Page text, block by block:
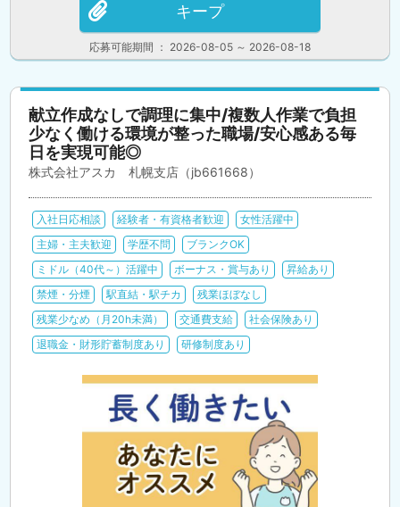
応募可能期間 ： 2026-08-05 ～ 2026-08-18
キープ
献立作成なしで調理に集中/複数人作業で負担
少なく働ける環境が整った職場/安心感ある毎
日を実現可能◎
株式会社アスカ 札幌支店（jb661668）
入社日応相談 経験者・有資格者歓迎
女性活躍中
主婦・主夫歓迎
学歴不問
ブランクOK
ミドル（40代～）活躍中
ボーナス・賞与あり
昇給あり
禁煙・分煙
駅直結・駅チカ
残業ほぼなし
残業少なめ（月20h未満）
交通費支給
社会保険あり
退職金・財形貯蓄制度あり
研修制度あり